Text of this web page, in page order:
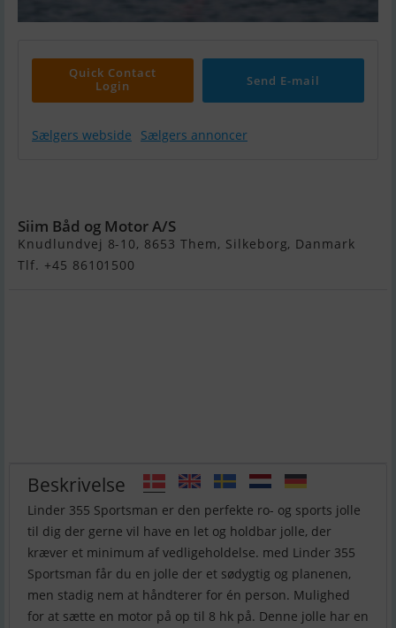
Quick Contact
Login
Send E-mail
Sælgers webside Sælgers annoncer
Siim Båd og Motor A/S
Knudlundvej 8-10, 8653 Them, Silkeborg, Danmark
Tlf. +45 86101500
Beskrivelse
Linder 355 Sportsman er den perfekte ro- og sports jolle
til dig der gerne vil have en let og holdbar jolle, der
kræver et minimum af vedligeholdelse. med Linder 355
Sportsman får du en jolle der et sødygtig og planenen,
men stadig nem at håndterer for én person. Mulighed
for at sætte en motor på op til 8 hk på. Denne jolle har en